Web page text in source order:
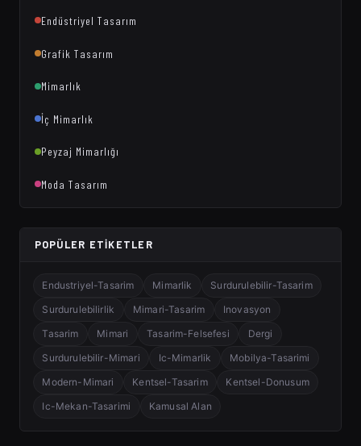
Endüstriyel Tasarım
Grafik Tasarım
Mimarlık
İç Mimarlık
Peyzaj Mimarlığı
Moda Tasarım
POPÜLER ETIKETLER
Endustriyel-Tasarim Mimarlik
Surdurulebilir-Tasarim
Surdurulebilirlik
Mimari-Tasarim
Inovasyon
Tasarim
Mimari Tasarim-Felsefesi
Dergi
Surdurulebilir-Mimari
Ic-Mimarlik
Mobilya-Tasarimi
Modern-Mimari
Kentsel-Tasarim
Kentsel-Donusum
Ic-Mekan-Tasarimi
Kamusal Alan